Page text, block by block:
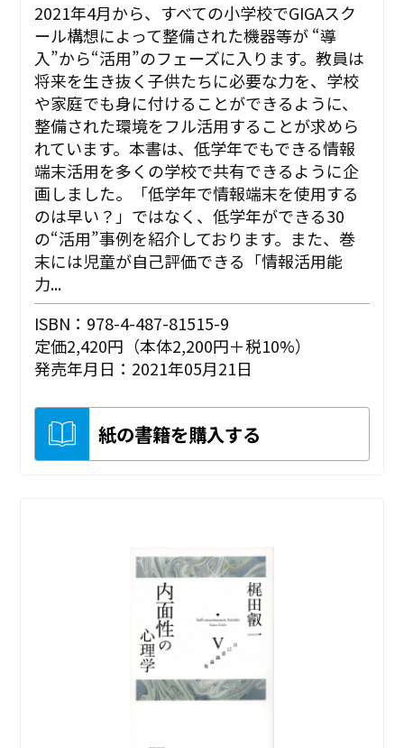
2021年4月から、すべての小学校でGIGAスク
ール構想によって整備された機器等が “導
入”から“活用”のフェーズに入ります。教員は
将来を生き抜く子供たちに必要な力を、学校
や家庭でも身に付けることができるように、
整備された環境をフル活用することが求めら
れています。本書は、低学年でもできる情報
端末活用を多くの学校で共有できるように企
画しました。「低学年で情報端末を使用する
のは早い？」ではなく、低学年ができる30
の“活用”事例を紹介しております。また、巻
末には児童が自己評価できる「情報活用能
力...
ISBN：978-4-487-81515-9
定価2,420円（本体2,200円＋税10%）
発売年月日：2021年05月21日
紙の書籍を購入する